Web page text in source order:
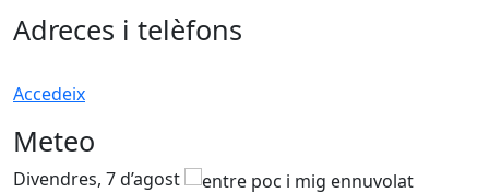
Adreces i telèfons
Accedeix
Meteo
Divendres, 7 d’agost